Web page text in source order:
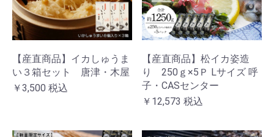
【産直商品】イカしゅうま
い３箱セット 唐津・木屋
￥3,500 税込
【産直商品】松イカ姿造
り 250ｇ×5Ｐ Lサイズ 呼
子・CASセンター
￥12,573 税込